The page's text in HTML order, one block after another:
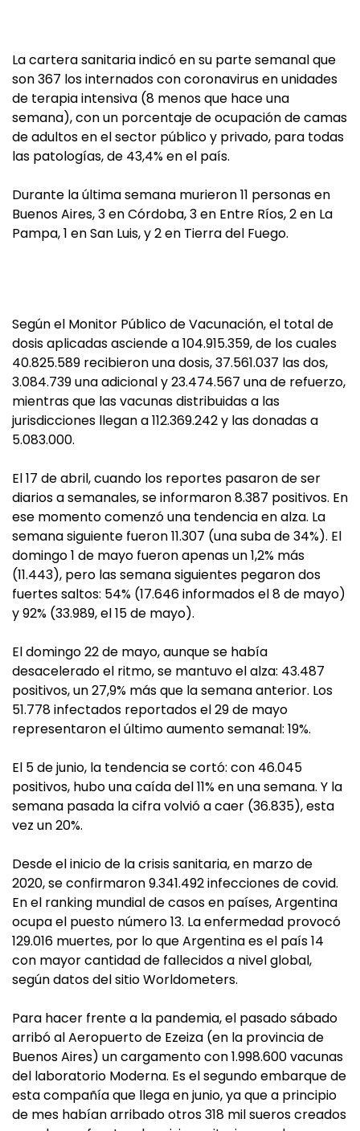
La cartera sanitaria indicó en su parte semanal que
son 367 los internados con coronavirus en unidades
de terapia intensiva (8 menos que hace una
semana), con un porcentaje de ocupación de camas
de adultos en el sector público y privado, para todas
las patologías, de 43,4% en el país.
Durante la última semana murieron 11 personas en
Buenos Aires, 3 en Córdoba, 3 en Entre Ríos, 2 en La
Pampa, 1 en San Luis, y 2 en Tierra del Fuego.
Según el Monitor Público de Vacunación, el total de
dosis aplicadas asciende a 104.915.359, de los cuales
40.825.589 recibieron una dosis, 37.561.037 las dos,
3.084.739 una adicional y 23.474.567 una de refuerzo,
mientras que las vacunas distribuidas a las
jurisdicciones llegan a 112.369.242 y las donadas a
5.083.000.
El 17 de abril, cuando los reportes pasaron de ser
diarios a semanales, se informaron 8.387 positivos. En
ese momento comenzó una tendencia en alza. La
semana siguiente fueron 11.307 (una suba de 34%). El
domingo 1 de mayo fueron apenas un 1,2% más
(11.443), pero las semana siguientes pegaron dos
fuertes saltos: 54% (17.646 informados el 8 de mayo)
y 92% (33.989, el 15 de mayo).
El domingo 22 de mayo, aunque se había
desacelerado el ritmo, se mantuvo el alza: 43.487
positivos, un 27,9% más que la semana anterior. Los
51.778 infectados reportados el 29 de mayo
representaron el último aumento semanal: 19%.
El 5 de junio, la tendencia se cortó: con 46.045
positivos, hubo una caída del 11% en una semana. Y la
semana pasada la cifra volvió a caer (36.835), esta
vez un 20%.
Desde el inicio de la crisis sanitaria, en marzo de
2020, se confirmaron 9.341.492 infecciones de covid.
En el ranking mundial de casos en países, Argentina
ocupa el puesto número 13. La enfermedad provocó
129.016 muertes, por lo que Argentina es el país 14
con mayor cantidad de fallecidos a nivel global,
según datos del sitio Worldometers.
Para hacer frente a la pandemia, el pasado sábado
arribó al Aeropuerto de Ezeiza (en la provincia de
Buenos Aires) un cargamento con 1.998.600 vacunas
del laboratorio Moderna. Es el segundo embarque de
esta compañía que llega en junio, ya que a principio
de mes habían arribado otros 318 mil sueros creados